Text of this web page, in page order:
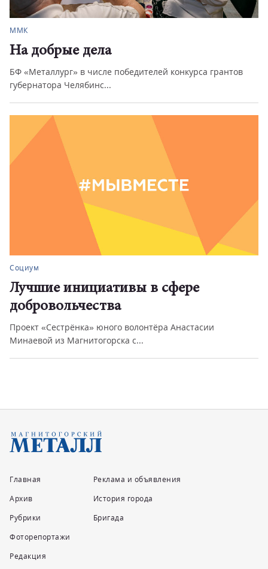
ММК
На добрые дела
БФ «Металлург» в числе победителей конкурса грантов
губернатора Челябинс...
Социум
Лучшие инициативы в сфере
добровольчества
Проект «Сестрёнка» юного волонтёра Анастасии
Минаевой из Магнитогорска с...
Главная
Архив
Рубрики
Фоторепортажи
Редакция
Реклама и объявления
История города
Бригада